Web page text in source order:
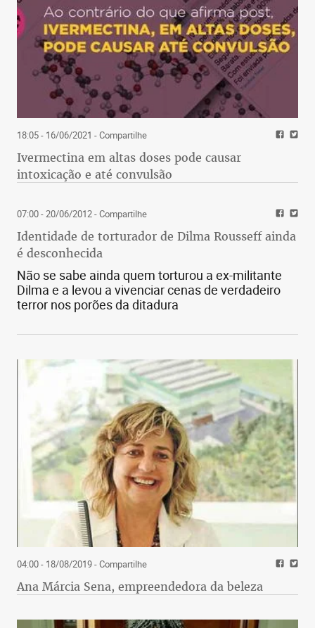
18:05 - 16/06/2021 - Compartilhe
Ivermectina em altas doses pode causar
intoxicação e até convulsão
07:00 - 20/06/2012- Compartilhe
Identidade de torturador de Dilma Rousseff ainda
é desconhecida
Não se sabe ainda quem torturou a ex-militante
Dilma e a levou a vivenciar cenas de verdadeiro
terror nos porões da ditadura
04:00 - 18/08/2019- Compartilhe
Ana Márcia Sena, empreendedora da beleza